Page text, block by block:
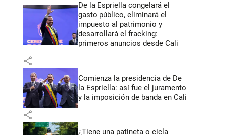
De la Espriella congelará el
gasto público, eliminará el
impuesto al patrimonio y
desarrollará el fracking:
primeros anuncios desde Cali
share
Comienza la presidencia de De
la Espriella: así fue el juramento
y la imposición de banda en Cali
share
¿Tiene una patineta o cicla